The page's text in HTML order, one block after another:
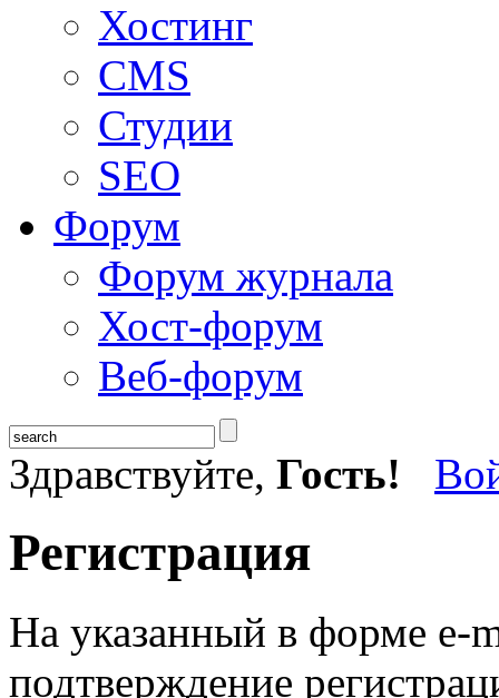
Хостинг
CMS
Студии
SEO
Форум
Форум журнала
Хост-форум
Веб-форум
Здравствуйте, Гость!
Регистрация
На указанный в форме e-
подтверждение